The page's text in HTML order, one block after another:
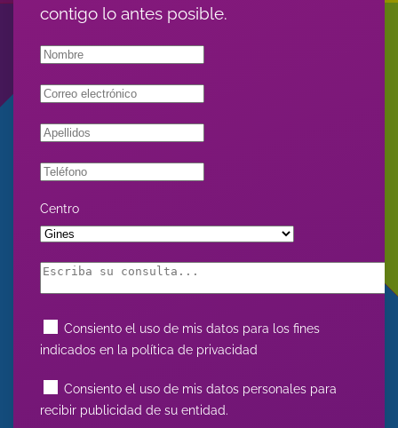
contigo lo antes posible.
Centro
Consiento el uso de mis datos para los fines
indicados en la política de privacidad
Consiento el uso de mis datos personales para
recibir publicidad de su entidad.